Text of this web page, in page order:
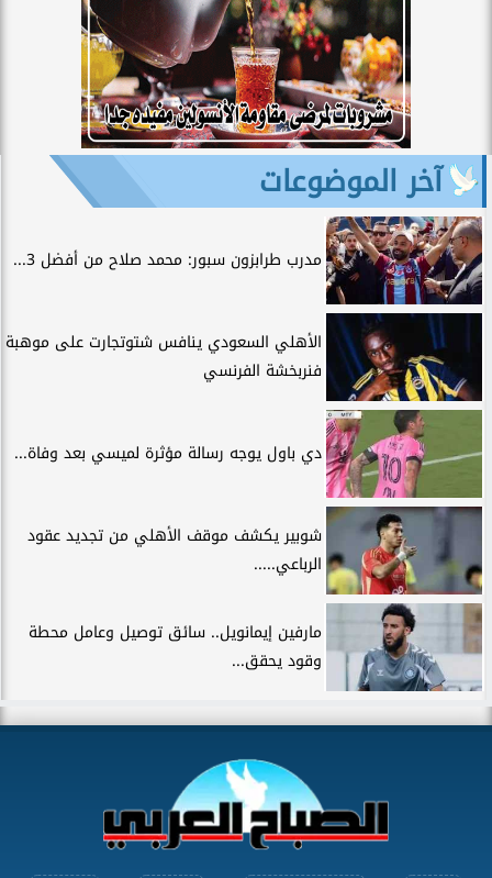
آخر الموضوعات
مدرب طرابزون سبور: محمد صلاح من أفضل 3...
الأهلي السعودي ينافس شتوتجارت على موهبة
فنربخشة الفرنسي
دي باول يوجه رسالة مؤثرة لميسي بعد وفاة...
شوبير يكشف موقف الأهلي من تجديد عقود
الرباعي.....
مارفين إيمانويل.. سائق توصيل وعامل محطة
وقود يحقق...